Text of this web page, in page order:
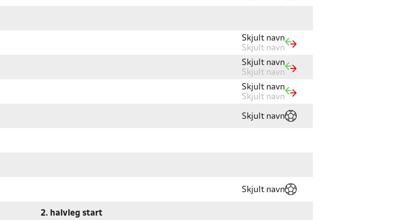
Skjult navn
Skjult navn
Skjult navn
Skjult navn
Skjult navn
Skjult navn
Skjult navn
Skjult navn
2. halvleg start